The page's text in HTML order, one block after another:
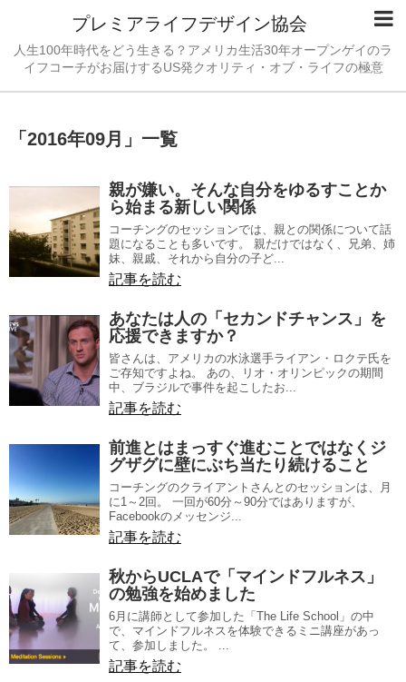
プレミアライフデザイン協会
人生100年時代をどう生きる？アメリカ生活30年オープンゲイのラ
イフコーチがお届けするUS発クオリティ・オブ・ライフの極意
「 2016年09月 」 一覧
親が嫌い。そんな自分をゆるすことか
ら始まる新しい関係
コーチングのセッションでは、親との関係について話
題になることも多いです。 親だけではなく、兄弟、姉
妹、親戚、それから自分の子ど...
記事を読む
あなたは人の「セカンドチャンス」を
応援できますか？
皆さんは、アメリカの水泳選手ライアン・ロクテ氏を
ご存知ですよね。 あの、リオ・オリンピックの期間
中、ブラジルで事件を起こしたお...
記事を読む
前進とはまっすぐ進むことではなくジ
グザグに壁にぶち当たり続けること
コーチングのクライアントさんとのセッションは、月
に1～2回。 一回が60分～90分ではありますが、
Facebookのメッセンジ...
記事を読む
秋からUCLAで「マインドフルネス」
の勉強を始めました
6月に講師として参加した「The Life School」の中
で、マインドフルネスを体験できるミニ講座があっ
て、参加しました。 ...
記事を読む